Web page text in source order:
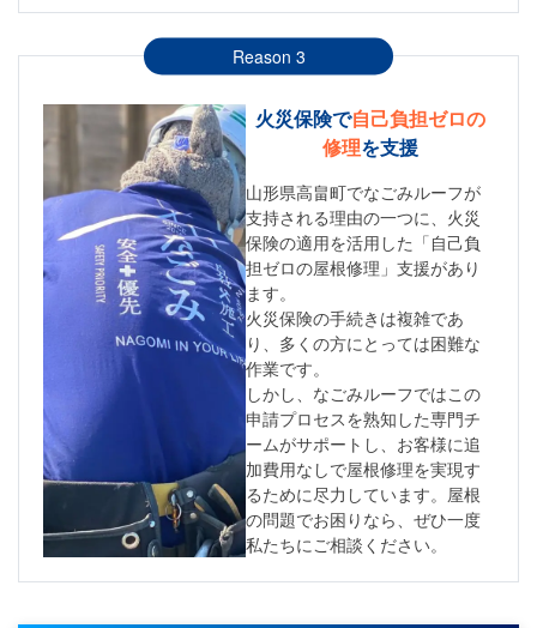
Reason 3
火災保険で自己負担ゼロの
修理を支援
山形県高畠町でなごみルーフが
支持される理由の一つに、火災
保険の適用を活用した「自己負
担ゼロの屋根修理」支援があり
ます。
火災保険の手続きは複雑であ
り、多くの方にとっては困難な
作業です。
しかし、なごみルーフではこの
申請プロセスを熟知した専門チ
ームがサポートし、お客様に追
加費用なしで屋根修理を実現す
るために尽力しています。屋根
の問題でお困りなら、ぜひ一度
私たちにご相談ください。